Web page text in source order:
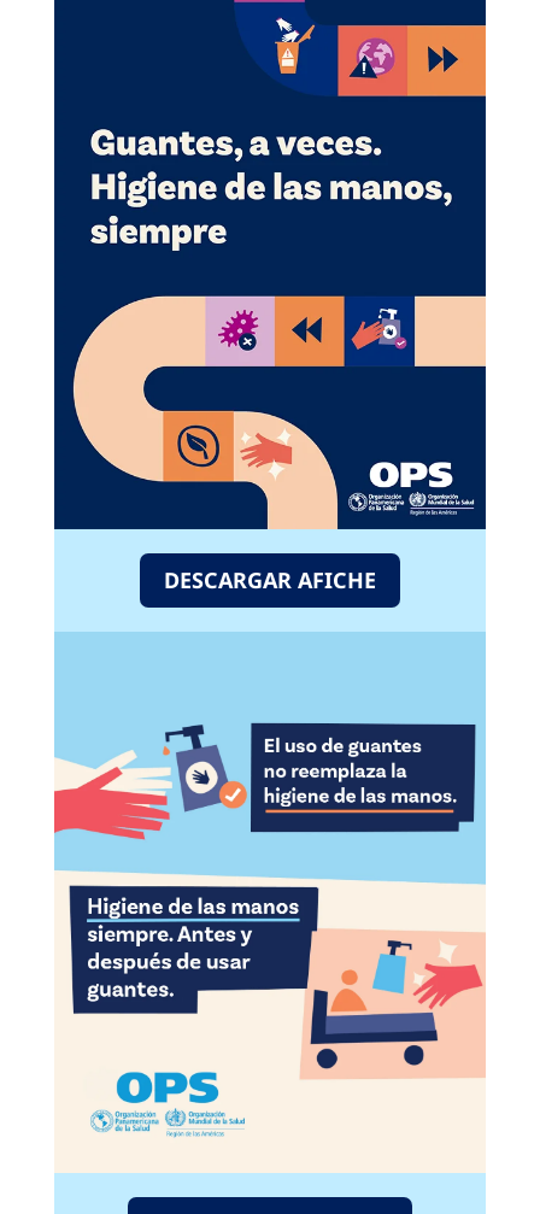
DESCARGAR AFICHE